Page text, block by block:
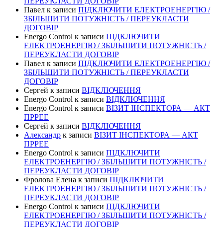
Павел к записи ПІДКЛЮЧИТИ ЕЛЕКТРОЕНЕРГІЮ /
ЗБІЛЬШИТИ ПОТУЖНІСТЬ / ПЕРЕУКЛАСТИ
ДОГОВІР
Energo Control к записи ПІДКЛЮЧИТИ
ЕЛЕКТРОЕНЕРГІЮ / ЗБІЛЬШИТИ ПОТУЖНІСТЬ /
ПЕРЕУКЛАСТИ ДОГОВІР
Павел к записи ПІДКЛЮЧИТИ ЕЛЕКТРОЕНЕРГІЮ /
ЗБІЛЬШИТИ ПОТУЖНІСТЬ / ПЕРЕУКЛАСТИ
ДОГОВІР
Сергей к записи ВІДКЛЮЧЕННЯ
Energo Control к записи ВІДКЛЮЧЕННЯ
Energo Control к записи ВІЗИТ ІНСПЕКТОРА — АКТ
ПРРЕЕ
Сергей к записи ВІДКЛЮЧЕННЯ
Александр к записи ВІЗИТ ІНСПЕКТОРА — АКТ
ПРРЕЕ
Energo Control к записи ПІДКЛЮЧИТИ
ЕЛЕКТРОЕНЕРГІЮ / ЗБІЛЬШИТИ ПОТУЖНІСТЬ /
ПЕРЕУКЛАСТИ ДОГОВІР
Фролова Елена к записи ПІДКЛЮЧИТИ
ЕЛЕКТРОЕНЕРГІЮ / ЗБІЛЬШИТИ ПОТУЖНІСТЬ /
ПЕРЕУКЛАСТИ ДОГОВІР
Energo Control к записи ПІДКЛЮЧИТИ
ЕЛЕКТРОЕНЕРГІЮ / ЗБІЛЬШИТИ ПОТУЖНІСТЬ /
ПЕРЕУКЛАСТИ ДОГОВІР